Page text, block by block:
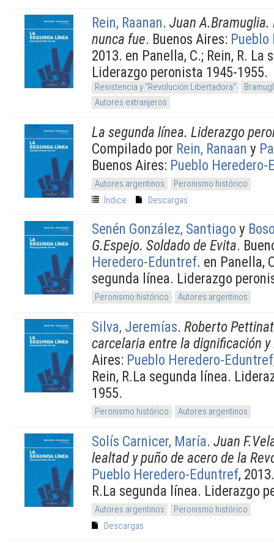
Rein, Raanan. Juan A.Bramuglia.
nunca fue. Buenos Aires:
2013. en Panella, C.; Rein, R. La
Liderazgo peronista 1945-1955.
Resistencia y "Revolución Libertadora"
Autores extranjeros
La segunda línea. Liderazgo
Compilado por Rein, Ranaan y
Buenos Aires: Pueblo Heredero-
Autores argentinos
Peronismo histórico
Índice
Descargas
Senén González, Santiago y
G.Espejo. Soldado de Evita.
Heredero-Eduntref. en Panella,
segunda línea. Liderazgo
Peronismo histórico Autores argentinos
Silva, Jeremías. Roberto
carcelaria entre la dignificación
Aires: Pueblo Heredero-Eduntref
Rein, R.La segunda línea.
1955.
Peronismo histórico Autores argentinos
Solís Carnicer, María. Juan
lealtad y puño de acero de la
Pueblo Heredero-Eduntref,
R.La segunda línea. Liderazgo
Autores argentinos
Peronismo histórico
Descargas